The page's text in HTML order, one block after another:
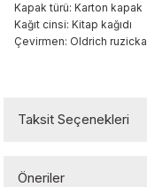
Kapak türü: Karton kapak
Kağıt cinsi: Kitap kağıdı
Çevirmen: Oldrich ruzicka
Taksit Seçenekleri
Öneriler